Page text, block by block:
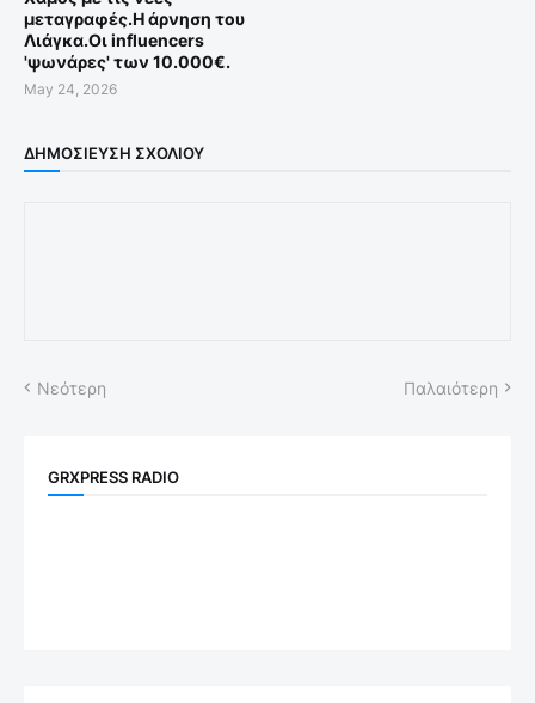
μεταγραφές.Η άρνηση του
Λιάγκα.Οι influencers
'ψωνάρες' των 10.000€.
May 24, 2026
ΔΗΜΟΣΊΕΥΣΗ ΣΧΟΛΊΟΥ
Νεότερη Παλαιότερη
GRXPRESS RADIO